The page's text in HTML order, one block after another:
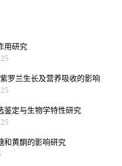
用研究
罗兰生长及营养吸收的影响
鉴定与生物学特性研究
和黄酮的影响研究